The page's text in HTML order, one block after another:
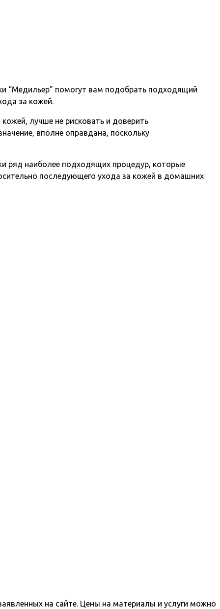
“Медильер” помогут вам подобрать подходящий
за кожей.
лучше не рисковать и доверить
вполне оправдана, поскольку
ряд наиболее подходящих процедур, которые
последующего ухода за кожей в домашних
на сайте. Цены на материалы и услуги можно